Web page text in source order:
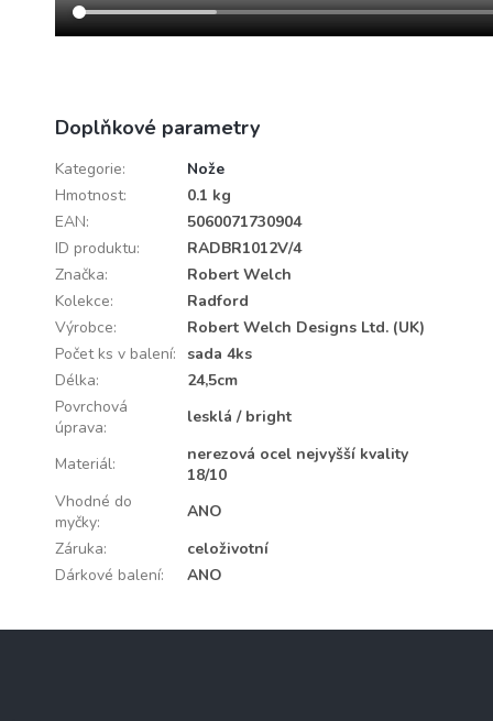
Doplňkové parametry
Kategorie:
Nože
Hmotnost:
0.1 kg
EAN:
5060071730904
ID produktu:
RADBR1012V/4
Značka:
Robert Welch
Kolekce:
Radford
Výrobce:
Robert Welch Designs Ltd. (UK)
Počet ks v balení:
sada 4ks
Délka:
24,5cm
Povrchová
úprava:
lesklá / bright
Materiál:
nerezová ocel nejvyšší kvality
18/10
Vhodné do
myčky:
ANO
Záruka:
celoživotní
Dárkové balení: ANO
Z